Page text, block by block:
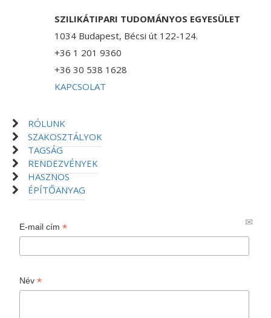
SZILIKÁTIPARI TUDOMÁNYOS EGYESÜLET
1034 Budapest, Bécsi út 122-124.
+36 1 201 9360
+36 30 538 1628
KAPCSOLAT
RÓLUNK
SZAKOSZTÁLYOK
TAGSÁG
RENDEZVÉNYEK
HASZNOS
ÉPÍTŐANYAG
E-mail cím*
Név*